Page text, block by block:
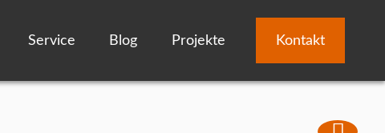
Service Blog Projekte Kontakt